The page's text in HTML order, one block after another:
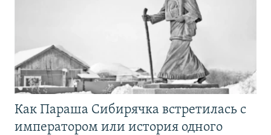
Как Параша Сибирячка встретилась с
императором или история одного